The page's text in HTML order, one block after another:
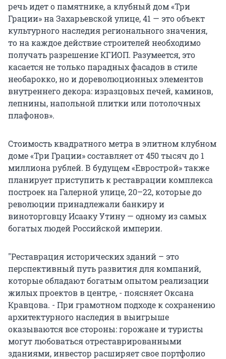
речь идет о памятнике, а клубный дом «Три
Грации» на Захарьевской улице, 41 — это объект
культурного наследия регионального значения,
то на каждое действие строителей необходимо
получать разрешение КГИОП. Разумеется, это
касается не только парадных фасадов в стиле
необарокко, но и дореволюционных элементов
внутреннего декора: изразцовых печей, каминов,
лепнины, напольной плитки или потолочных
плафонов».
Стоимость квадратного метра в элитном клубном
доме «Три Грации» составляет от 450 тысяч до 1
миллиона рублей. В будущем «Еврострой» также
планирует приступить к реставрации комплекса
построек на Галерной улице, 20–22, которые до
революции принадлежали банкиру и
виноторговцу Исааку Утину — одному из самых
богатых людей Российской империи.
"Реставрация исторических зданий – это
перспективный путь развития для компаний,
которые обладают богатым опытом реализации
жилых проектов в центре, - поясняет Оксана
Кравцова. - При грамотном подходе к сохранению
архитектурного наследия в выигрыше
оказываются все стороны: горожане и туристы
могут любоваться отреставрированными
зданиями, инвестор расширяет свое портфолио